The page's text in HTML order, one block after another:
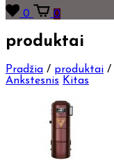
0 0
produktai
Pradžia / produktai /
Ankstesnis Kitas